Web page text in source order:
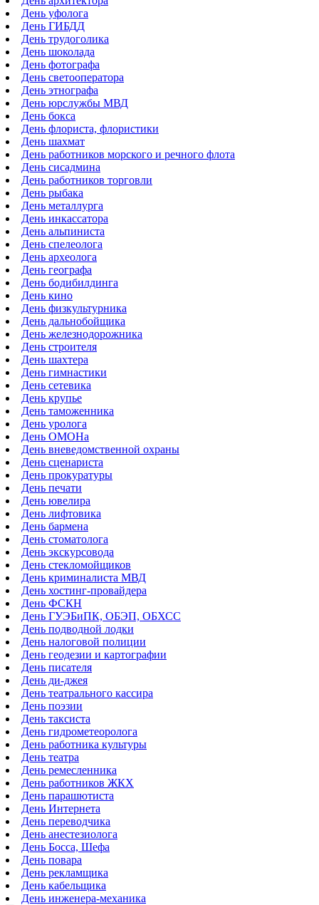
День уфолога
День ГИБДД
День трудоголика
День шоколада
День фотографа
День светооператора
День этнографа
День юрслужбы МВД
День бокса
День флориста, флористики
День шахмат
День работников морского и речного флота
День сисадмина
День работников торговли
День рыбака
День металлурга
День инкассатора
День альпиниста
День спелеолога
День археолога
День географа
День бодибилдинга
День кино
День физкультурника
День дальнобойщика
День железнодорожника
День строителя
День шахтера
День гимнастики
День сетевика
День крупье
День таможенника
День уролога
День ОМОНа
День вневедомственной охраны
День сценариста
День прокуратуры
День печати
День ювелира
День лифтовика
День бармена
День стоматолога
День экскурсовода
День стекломойщиков
День криминалиста МВД
День хостинг-провайдера
День ФСКН
День ГУЭБиПК, ОБЭП, ОБХСС
День подводной лодки
День налоговой полиции
День геодезии и картографии
День писателя
День ди-джея
День театрального кассира
День поэзии
День таксиста
День гидрометеоролога
День работника культуры
День театра
День ремесленника
День работников ЖКХ
День парашютиста
День Интернета
День переводчика
День анестезиолога
День Босса, Шефа
День повара
День рекламщика
День кабельщика
День инженера-механика